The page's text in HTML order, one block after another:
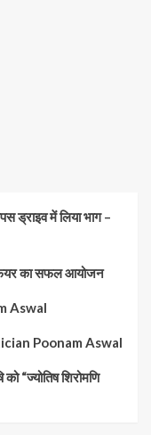
में लिया भाग –
फेयर का सफल आयोजन
Aswal
Poonam Aswal
“ज्योतिष शिरोमणि